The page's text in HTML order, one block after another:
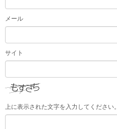
メール
サイト
上に表示された文字を入力してください。